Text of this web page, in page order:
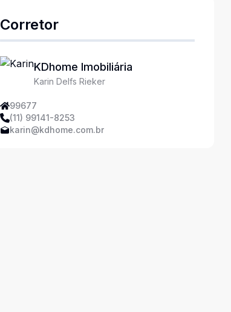
Corretor
KDhome Imobiliária
Karin Delfs Rieker
99677
(11) 99141-8253
karin@kdhome.com.br